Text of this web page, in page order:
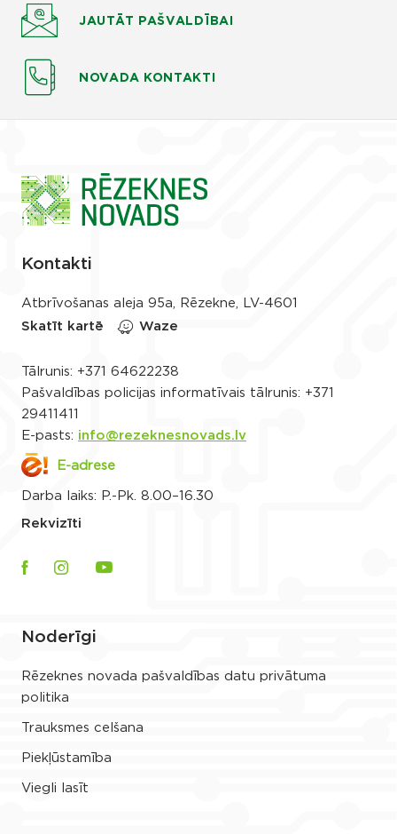
JAUTĀT PAŠVALDĪBAI
NOVADA KONTAKTI
Kontakti
Atbrīvošanas aleja 95a, Rēzekne, LV-4601
Skatīt kartē
Waze
Tālrunis: +371 64622238
Pašvaldības policijas informatīvais tālrunis: +371
29411411
E-pasts: info@rezeknesnovads.lv
E-adrese
Darba laiks: P.-Pk. 8.00–16.30
Rekvizīti
Noderīgi
Rēzeknes novada pašvaldības datu privātuma
politika
Trauksmes celšana
Piekļūstamība
Viegli lasīt